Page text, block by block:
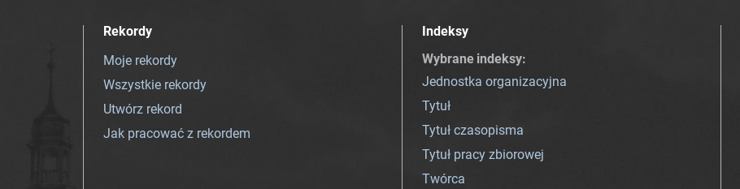
Rekordy
Moje rekordy
Wszystkie rekordy
Utwórz rekord
Jak pracować z rekordem
Indeksy
Wybrane indeksy:
Jednostka organizacyjna
Tytuł
Tytuł czasopisma
Tytuł pracy zbiorowej
Twórca